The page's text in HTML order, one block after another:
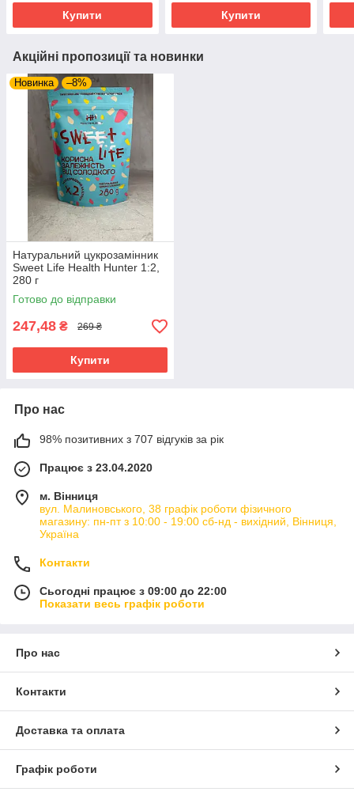
Купити Купити
Акційні пропозиції та новинки
Новинка –8%
Натуральний цукрозамінник
Sweet Life Health Hunter 1:2,
280 г
Готово до відправки
247,48 ₴ 269 ₴
Купити
Про нас
98% позитивних з 707 відгуків за рік
Працює з 23.04.2020
м. Вінниця
вул. Малиновського, 38 графік роботи фізичного
магазину: пн-пт з 10:00 - 19:00 сб-нд - вихідний, Вінниця,
Україна
Контакти
Сьогодні працює з 09:00 до 22:00
Показати весь графік роботи
Про нас
Контакти
Доставка та оплата
Графік роботи